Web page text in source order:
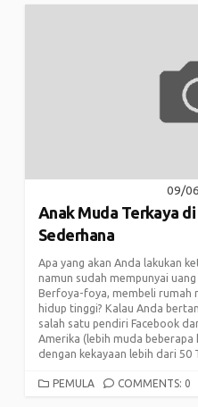
09/
Anak Muda Terkaya
Sederhana
Apa yang akan Anda lakukan
namun sudah mempunyai
Berfoya-foya, membeli rumah
hidup tinggi? Kalau Anda
salah satu pendiri Facebook
Amerika (lebih muda
dengan kekayaan lebih dari 50
CATEGORIES
PEMULA COMMENTS: 0